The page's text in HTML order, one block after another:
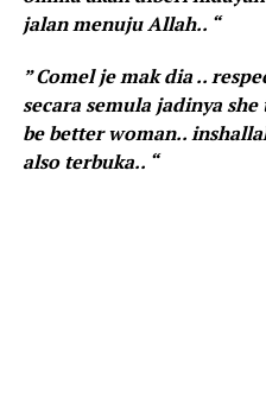
jalan menuju Allah.. “
” Comel je mak dia ..
secara semula jadinya
be better woman..
also terbuka.. “